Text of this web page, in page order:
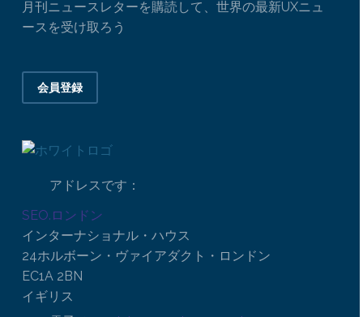
月刊ニュースレターを購読して、世界の最新UXニュ
ースを受け取ろう
会員登録
アドレスです：
SEO.ロンドン
インターナショナル・ハウス
24ホルボーン・ヴァイアダクト・ロンドン
EC1A 2BN
イギリス